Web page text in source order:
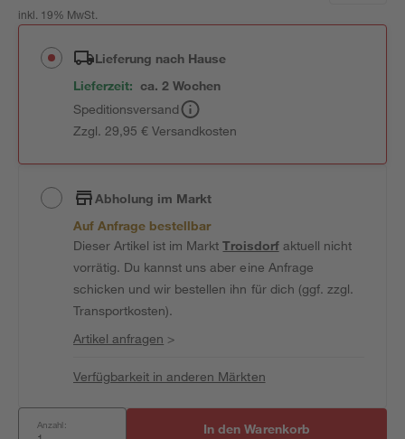
inkl. 19% MwSt.
Lieferung nach Hause
Lieferzeit: ca. 2 Wochen
Speditionsversand
Zzgl. 29,95 € Versandkosten
Abholung im Markt
Auf Anfrage bestellbar
Dieser Artikel ist im MarktTroisdorfaktuell nicht
vorrätig. Du kannst uns aber eine Anfrage
schicken und wir bestellen ihn für dich (ggf. zzgl.
Transportkosten).
Artikel anfragen >
Verfügbarkeit in anderen Märkten
Anzahl: In den Warenkorb